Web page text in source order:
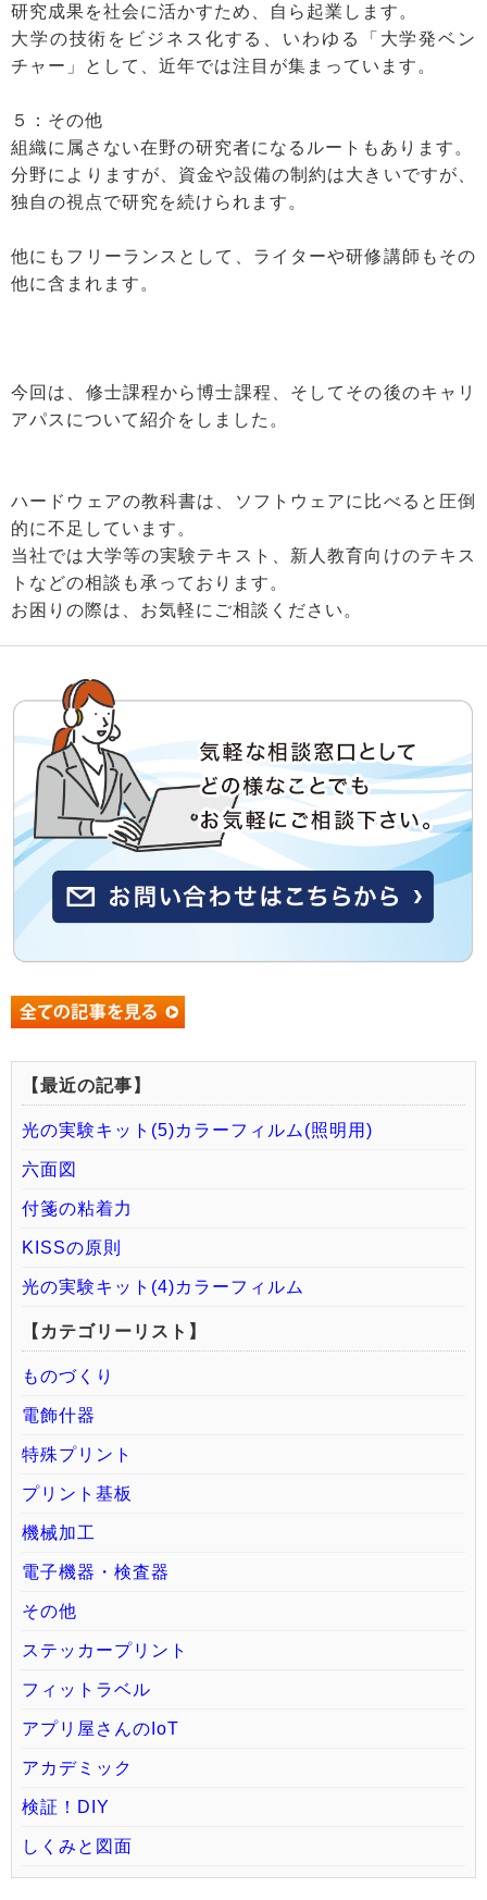
研究成果を社会に活かすため、自ら起業します。
大学の技術をビジネス化する、いわゆる「大学発ベン
チャー」として、近年では注目が集まっています。
５：その他
組織に属さない在野の研究者になるルートもあります。
分野によりますが、資金や設備の制約は大きいですが、
独自の視点で研究を続けられます。
他にもフリーランスとして、ライターや研修講師もその
他に含まれます。
今回は、修士課程から博士課程、そしてその後のキャリ
アパスについて紹介をしました。
ハードウェアの教科書は、ソフトウェアに比べると圧倒
的に不足しています。
当社では大学等の実験テキスト、新人教育向けのテキス
トなどの相談も承っております。
お困りの際は、お気軽にご相談ください。
【最近の記事】
光の実験キット(5)カラーフィルム(照明用)
六面図
付箋の粘着力
KISSの原則
光の実験キット(4)カラーフィルム
【カテゴリーリスト】
ものづくり
電飾什器
特殊プリント
プリント基板
機械加工
電子機器・検査器
その他
ステッカープリント
フィットラベル
アプリ屋さんのIoT
アカデミック
検証！DIY
しくみと図面